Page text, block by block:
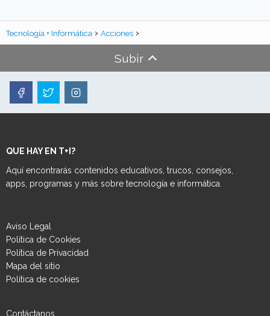
Tecnología + Informática Acciones
Subir
QUE HAY EN T+I?
Aquí encontrarás contenidos educativos, trucos, consejos,
apps, programas y más sobre tecnología e informática.
Aviso Legal
Política de Cookies
Política de Privacidad
Mapa del sitio
Política de cookies
Contáctanos